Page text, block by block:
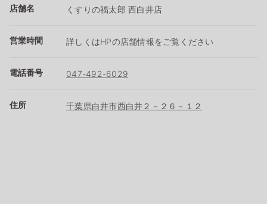
店舗名 くすりの福太郎 西白井店
営業時間 詳しくはHPの店舗情報をご覧ください
電話番号 047-492-6029
住所 千葉県白井市西白井２－２６－１２